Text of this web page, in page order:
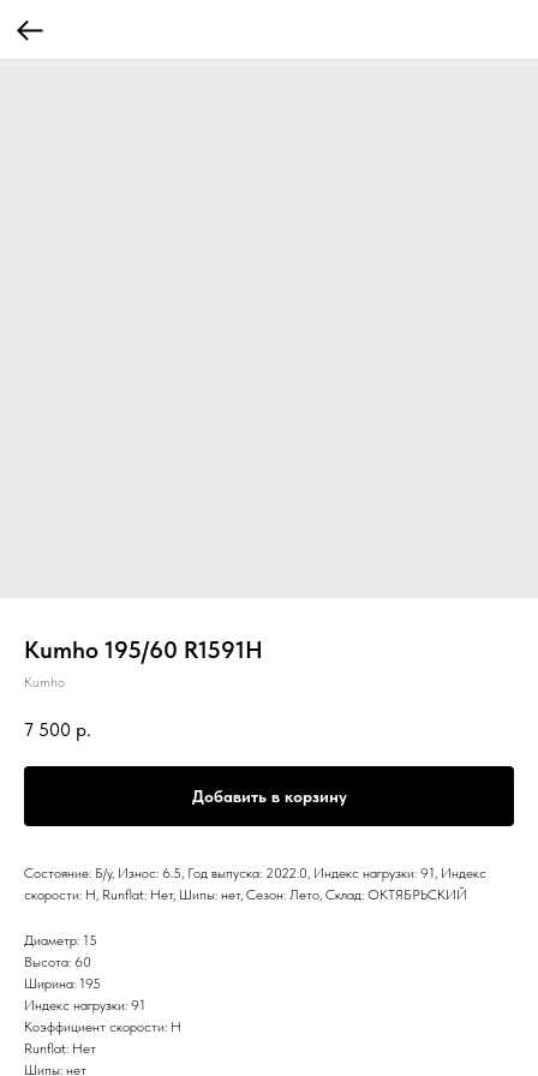
Kumho 195/60 R1591H
Kumho
7 500 р.
Добавить в корзину
Состояние: Б/у, Износ: 6.5, Год выпуска: 2022.0, Индекс нагрузки: 91, Индекс
скорости: H, Runflat: Нет, Шипы: нет, Сезон: Лето, Склад: ОКТЯБРЬСКИЙ
Диаметр: 15
Высота: 60
Ширина: 195
Индекс нагрузки: 91
Коэффициент скорости: H
Runflat: Нет
Шипы: нет